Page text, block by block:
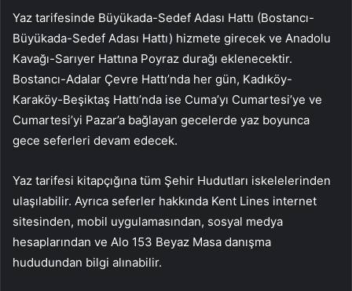
Yaz tarifesinde Büyükada-Sedef Adası Hattı (Bostancı-
Büyükada-Sedef Adası Hattı) hizmete girecek ve Anadolu
Kavağı-Sarıyer Hattına Poyraz durağı eklenecektir.
Bostancı-Adalar Çevre Hattı’nda her gün, Kadıköy-
Karaköy-Beşiktaş Hattı’nda ise Cuma’yı Cumartesi’ye ve
Cumartesi’yi Pazar’a bağlayan gecelerde yaz boyunca
gece seferleri devam edecek.
Yaz tarifesi kitapçığına tüm Şehir Hudutları iskelelerinden
ulaşılabilir. Ayrıca seferler hakkında Kent Lines internet
sitesinden, mobil uygulamasından, sosyal medya
hesaplarından ve Alo 153 Beyaz Masa danışma
hududundan bilgi alınabilir.